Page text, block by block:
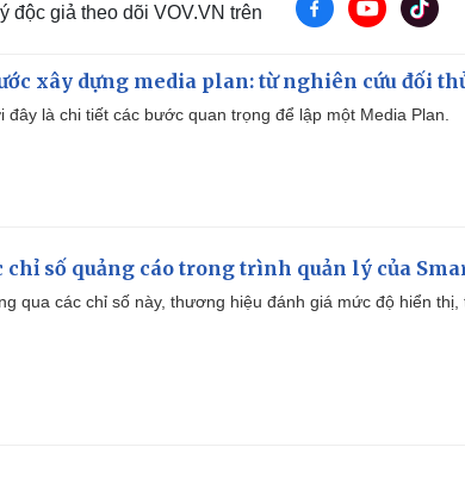
độc giả theo dõi VOV.VN trên
xây dựng media plan: từ nghiên cứu đối
đây là chi tiết các bước quan trọng để lập một Media Plan.
chỉ số quảng cáo trong trình quản lý của
qua các chỉ số này, thương hiệu đánh giá mức độ hiển